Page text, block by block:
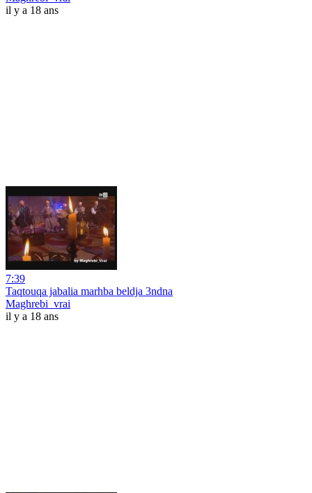
il y a 18 ans
7:39
Taqtouqa jabalia marhba beldja 3ndna
Maghrebi_vrai
il y a 18 ans